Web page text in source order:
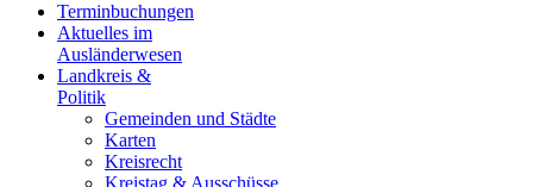
Terminbuchungen
Aktuelles im
Ausländerwesen
Landkreis &
Politik
Gemeinden und Städte
Karten
Kreisrecht
Kreistag & Ausschüsse